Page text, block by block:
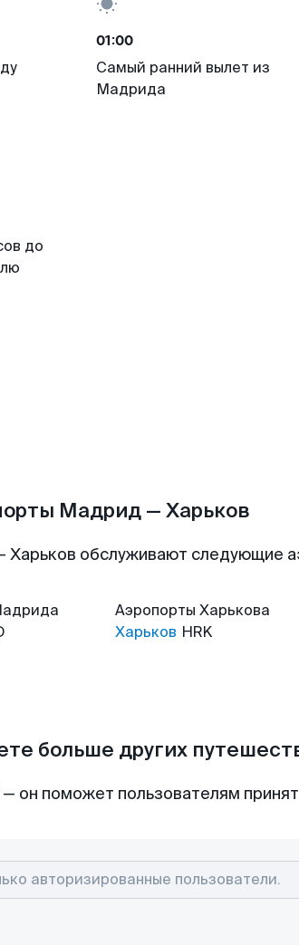
01:00
Самый ранний вылет из
Мадрида
до
Мадрид — Харьков
Харьков обслуживают следующие
Аэропорты Харькова
Харьков HRK
больше других
он поможет пользователям